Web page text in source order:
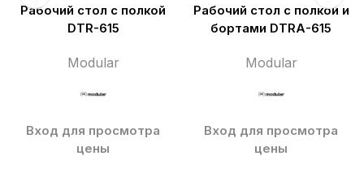
Рабочий стол с полкой
DTR-615
Modular
Вход для просмотра
цены
Рабочий стол с полкой и
бортами DTRA-615
Modular
Вход для просмотра
цены